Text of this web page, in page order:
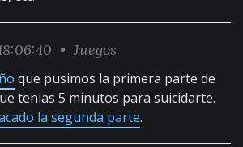
• Juegos
que pusimos la primera parte de
tenias 5 minutos para suicidarte.
la segunda parte.